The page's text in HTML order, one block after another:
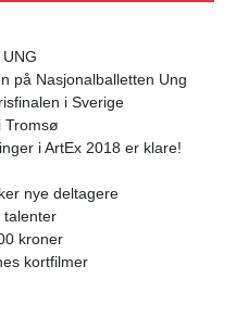
på Nasjonalballetten Ung
i Sverige
Tromsø
i ArtEx 2018 er klare!
nye deltagere
talenter
kroner
kortfilmer